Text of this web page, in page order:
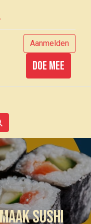
Aanmelden
Doe mee
sushi